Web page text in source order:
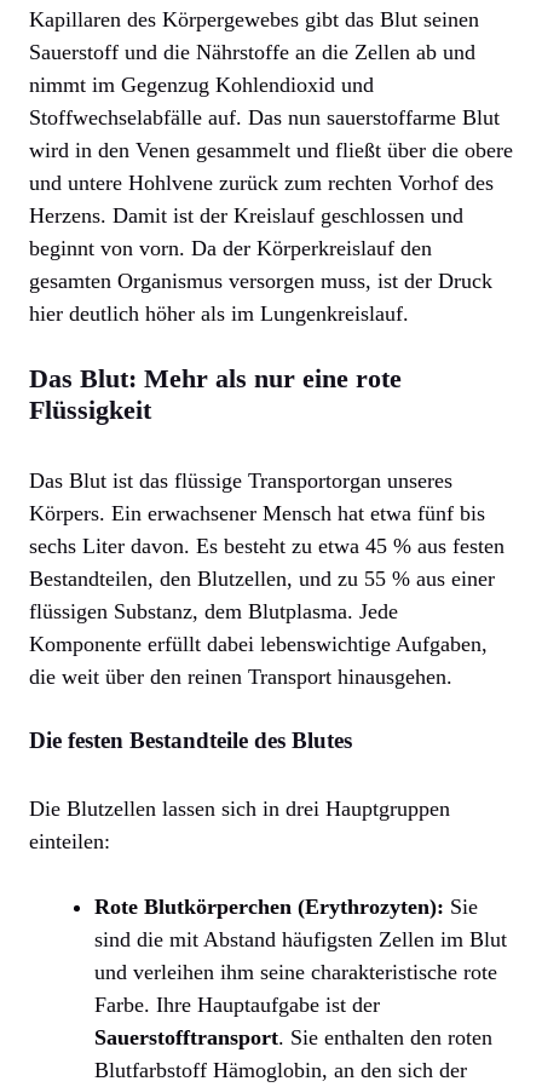
Kapillaren des Körpergewebes gibt das Blut seinen
Sauerstoff und die Nährstoffe an die Zellen ab und
nimmt im Gegenzug Kohlendioxid und
Stoffwechselabfälle auf. Das nun sauerstoffarme Blut
wird in den Venen gesammelt und fließt über die obere
und untere Hohlvene zurück zum rechten Vorhof des
Herzens. Damit ist der Kreislauf geschlossen und
beginnt von vorn. Da der Körperkreislauf den
gesamten Organismus versorgen muss, ist der Druck
hier deutlich höher als im Lungenkreislauf.
Das Blut: Mehr als nur eine rote
Flüssigkeit
Das Blut ist das flüssige Transportorgan unseres
Körpers. Ein erwachsener Mensch hat etwa fünf bis
sechs Liter davon. Es besteht zu etwa 45 % aus festen
Bestandteilen, den Blutzellen, und zu 55 % aus einer
flüssigen Substanz, dem Blutplasma. Jede
Komponente erfüllt dabei lebenswichtige Aufgaben,
die weit über den reinen Transport hinausgehen.
Die festen Bestandteile des Blutes
Die Blutzellen lassen sich in drei Hauptgruppen
einteilen:
Rote Blutkörperchen (Erythrozyten): Sie
sind die mit Abstand häufigsten Zellen im Blut
und verleihen ihm seine charakteristische rote
Farbe. Ihre Hauptaufgabe ist der
Sauerstofftransport. Sie enthalten den roten
Blutfarbstoff Hämoglobin, an den sich der